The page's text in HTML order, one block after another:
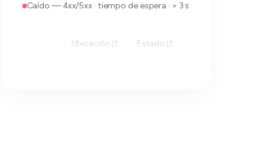
Caído — 4xx/5xx · tiempo de espera · > 3 s
Ubicación Estado